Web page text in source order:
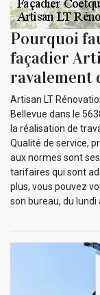
Pourquoi
façadier
ravalement
Artisan LT
Bellevue dans le
la réalisation de
Qualité de service,
aux normes sont
tarifaires qui sont
plus, vous pouvez
son bureau, du lundi